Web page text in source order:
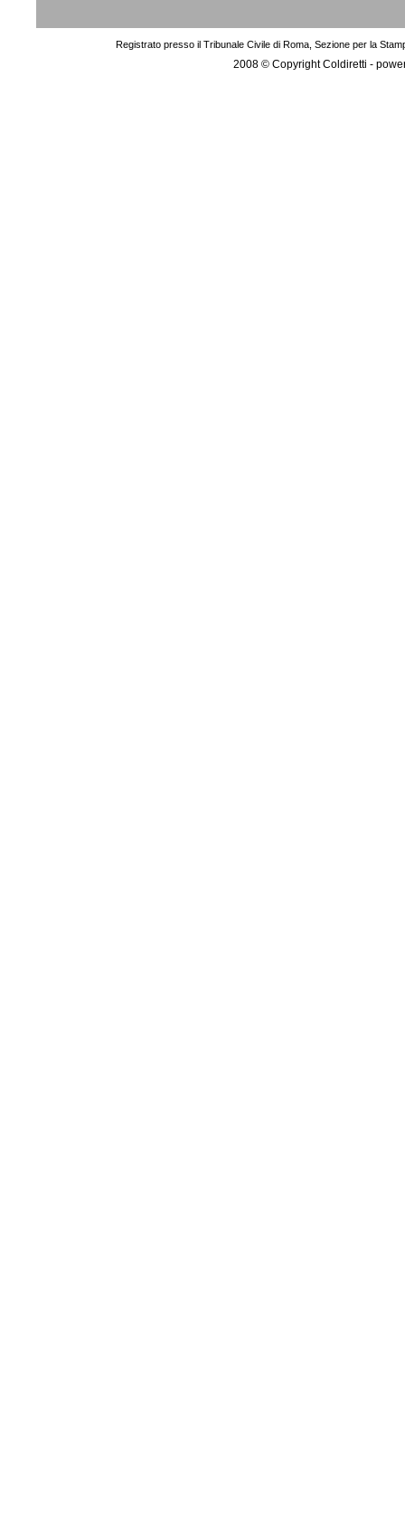
Registrato presso il Tribunale Civile di Roma, Sezione per la
2008 © Copyright Coldiretti -